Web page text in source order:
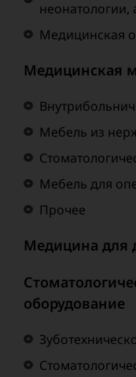
неонатологии,
Медицинская
Медицинская
Мебель из
Мебель для
Прочее
Медицина для
оборудование